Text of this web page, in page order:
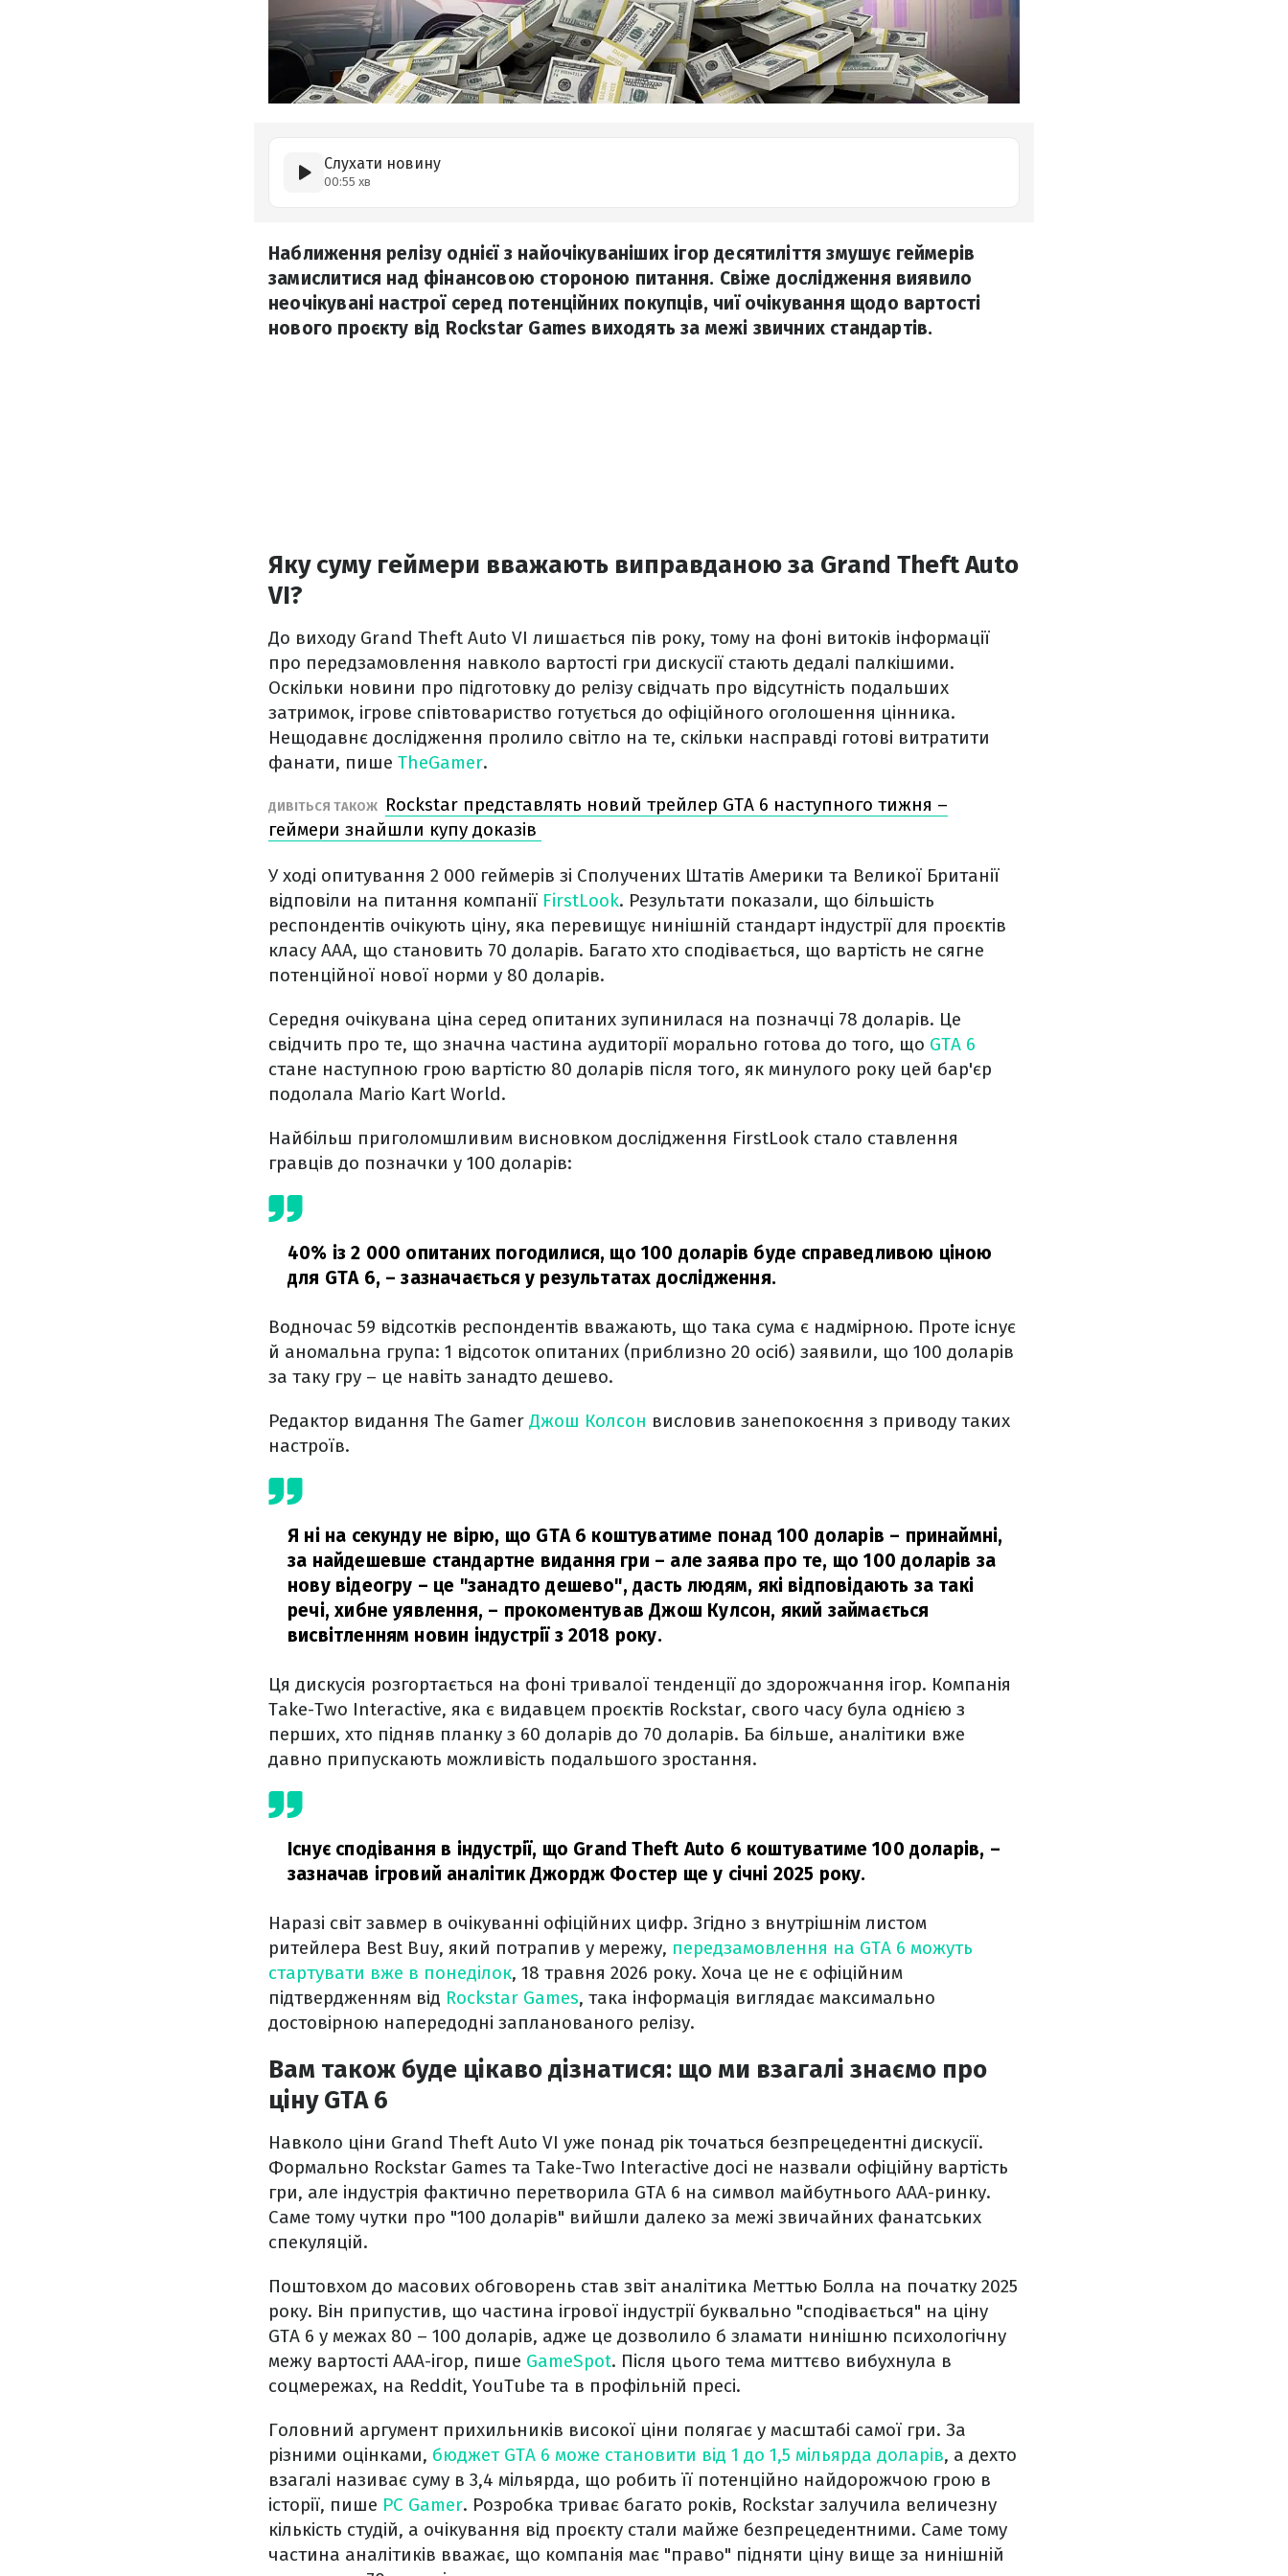
Слухати новину
00:55 хв
Наближення релізу однієї з найочікуваніших ігор десятиліття змушує геймерів
замислитися над фінансовою стороною питання. Свіже дослідження виявило
неочікувані настрої серед потенційних покупців, чиї очікування щодо вартості
нового проєкту від Rockstar Games виходять за межі звичних стандартів.
Яку суму геймери вважають виправданою за Grand Theft Auto
VI?
До виходу Grand Theft Auto VI лишається пів року, тому на фоні витоків інформації
про передзамовлення навколо вартості гри дискусії стають дедалі палкішими.
Оскільки новини про підготовку до релізу свідчать про відсутність подальших
затримок, ігрове співтовариство готується до офіційного оголошення цінника.
Нещодавнє дослідження пролило світло на те, скільки насправді готові витратити
фанати, пише TheGamer.
ДИВІТЬСЯ ТАКОЖ
Rockstar представлять новий трейлер GTA 6 наступного тижня –
геймери знайшли купу доказів
У ході опитування 2 000 геймерів зі Сполучених Штатів Америки та Великої Британії
відповіли на питання компанії FirstLook. Результати показали, що більшість
респондентів очікують ціну, яка перевищує нинішній стандарт індустрії для проєктів
класу AAA, що становить 70 доларів. Багато хто сподівається, що вартість не сягне
потенційної нової норми у 80 доларів.
Середня очікувана ціна серед опитаних зупинилася на позначці 78 доларів. Це
свідчить про те, що значна частина аудиторії морально готова до того, що GTA 6
стане наступною грою вартістю 80 доларів після того, як минулого року цей бар'єр
подолала Mario Kart World.
Найбільш приголомшливим висновком дослідження FirstLook стало ставлення
гравців до позначки у 100 доларів:
40% із 2 000 опитаних погодилися, що 100 доларів буде справедливою ціною
для GTA 6, – зазначається у результатах дослідження.
Водночас 59 відсотків респондентів вважають, що така сума є надмірною. Проте існує
й аномальна група: 1 відсоток опитаних (приблизно 20 осіб) заявили, що 100 доларів
за таку гру – це навіть занадто дешево.
Редактор видання The Gamer Джош Колсон висловив занепокоєння з приводу таких
настроїв.
Я ні на секунду не вірю, що GTA 6 коштуватиме понад 100 доларів – принаймні,
за найдешевше стандартне видання гри – але заява про те, що 100 доларів за
нову відеогру – це "занадто дешево", дасть людям, які відповідають за такі
речі, хибне уявлення, – прокоментував Джош Кулсон, який займається
висвітленням новин індустрії з 2018 року.
Ця дискусія розгортається на фоні тривалої тенденції до здорожчання ігор. Компанія
Take-Two Interactive, яка є видавцем проєктів Rockstar, свого часу була однією з
перших, хто підняв планку з 60 доларів до 70 доларів. Ба більше, аналітики вже
давно припускають можливість подальшого зростання.
Існує сподівання в індустрії, що Grand Theft Auto 6 коштуватиме 100 доларів, –
зазначав ігровий аналітик Джордж Фостер ще у січні 2025 року.
Наразі світ завмер в очікуванні офіційних цифр. Згідно з внутрішнім листом
ритейлера Best Buy, який потрапив у мережу, передзамовлення на GTA 6 можуть
стартувати вже в понеділок, 18 травня 2026 року. Хоча це не є офіційним
підтвердженням від Rockstar Games, така інформація виглядає максимально
достовірною напередодні запланованого релізу.
Вам також буде цікаво дізнатися: що ми взагалі знаємо про
ціну GTA 6
Навколо ціни Grand Theft Auto VI уже понад рік точаться безпрецедентні дискусії.
Формально Rockstar Games та Take-Two Interactive досі не назвали офіційну вартість
гри, але індустрія фактично перетворила GTA 6 на символ майбутнього AAA-ринку.
Саме тому чутки про "100 доларів" вийшли далеко за межі звичайних фанатських
спекуляцій.
Поштовхом до масових обговорень став звіт аналітика Меттью Болла на початку 2025
року. Він припустив, що частина ігрової індустрії буквально "сподівається" на ціну
GTA 6 у межах 80 – 100 доларів, адже це дозволило б зламати нинішню психологічну
межу вартості AAA-ігор, пише GameSpot. Після цього тема миттєво вибухнула в
соцмережах, на Reddit, YouTube та в профільній пресі.
Головний аргумент прихильників високої ціни полягає у масштабі самої гри. За
різними оцінками, бюджет GTA 6 може становити від 1 до 1,5 мільярда доларів, а дехто
взагалі називає суму в 3,4 мільярда, що робить її потенційно найдорожчою грою в
історії, пише PC Gamer. Розробка триває багато років, Rockstar залучила величезну
кількість студій, а очікування від проєкту стали майже безпрецедентними. Саме тому
частина аналітиків вважає, що компанія має "право" підняти ціну вище за нинішній